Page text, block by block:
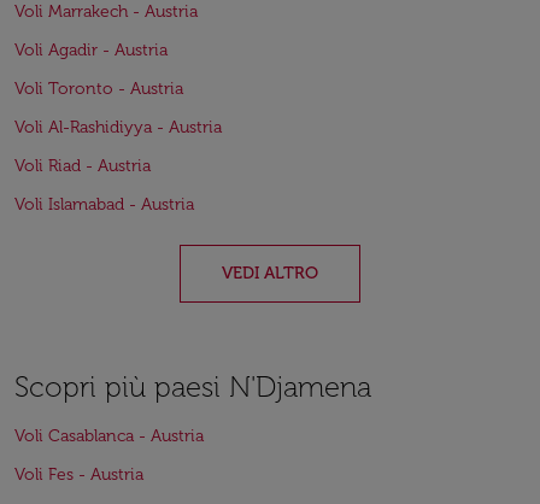
Voli Marrakech - Austria
Voli Agadir - Austria
Voli Toronto - Austria
Voli Al-Rashidiyya - Austria
Voli Riad - Austria
Voli Islamabad - Austria
VEDI ALTRO
Scopri più paesi N'Djamena
Voli Casablanca - Austria
Voli Fes - Austria